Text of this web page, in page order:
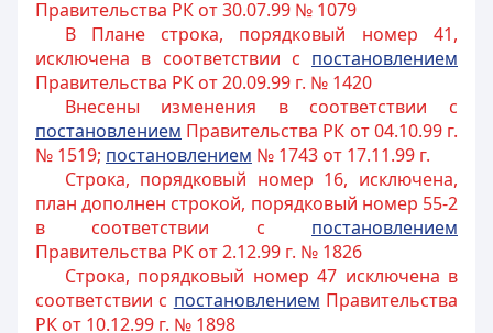
Правительства РК от 30.07.99 № 1079
В Плане строка, порядковый номер 41,
исключена в соответствии с постановлением
Правительства РК от 20.09.99 г. № 1420
Внесены изменения в соответствии с
постановлением Правительства РК от 04.10.99 г.
№ 1519; постановлением № 1743 от 17.11.99 г.
Строка, порядковый номер 16, исключена,
план дополнен строкой, порядковый номер 55-2
в соответствии с постановлением
Правительства РК от 2.12.99 г. № 1826
Строка, порядковый номер 47 исключена в
соответствии с постановлением Правительства
РК от 10.12.99 г. № 1898